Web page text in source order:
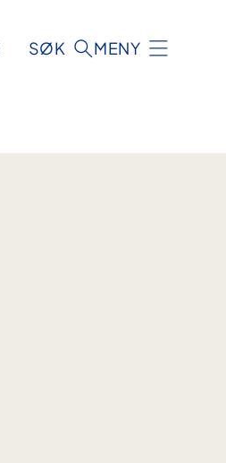
SØK MENY